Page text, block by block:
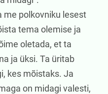
me polkovniku lesest
tema olemise ja
oletada, et ta
ja üksi. Ta üritab
kes mõistaks. Ja
on midagi valesti,